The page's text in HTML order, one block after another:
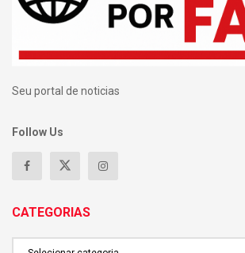
Seu portal de noticias
Follow Us
CATEGORIAS
CATEGORIAS